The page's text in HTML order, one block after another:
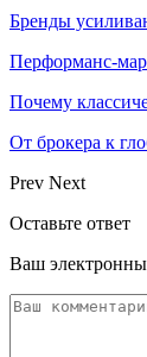
Бренды
Перформанс-
Почему
От брокера к
Prev Next
Оставьте ответ
Ваш